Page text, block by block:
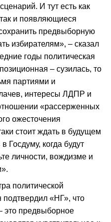
И тут есть как
и появляющиеся
предвыборную
избирателям», – сказал
годы политическая
– сузилась, то
партиями и
интересы ЛДПР и
«рассерженных
ожесточения
стоит ждать в будущем
Госдуму, когда будут
личности, вождизме и
политической
«НГ», что
это предвыборное